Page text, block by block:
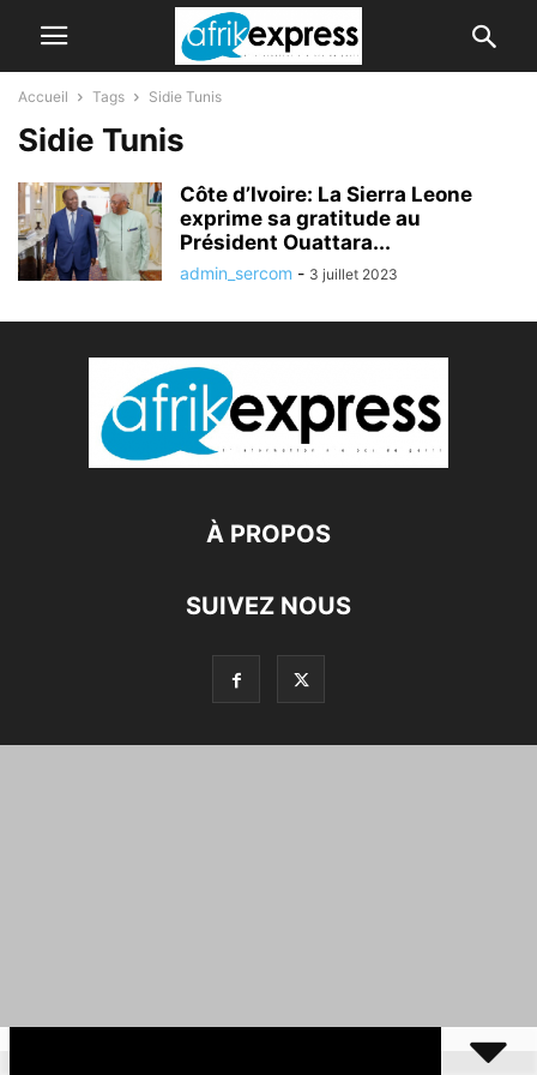
Accueil Tags Sidie Tunis
Sidie Tunis
Côte d’Ivoire: La Sierra Leone
exprime sa gratitude au
Président Ouattara...
admin_sercom - 3 juillet 2023
À PROPOS
SUIVEZ NOUS